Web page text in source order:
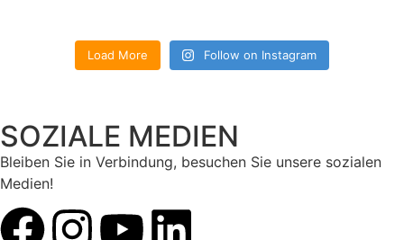
Load More Follow on Instagram
SOZIALE MEDIEN
Bleiben Sie in Verbindung, besuchen Sie unsere sozialen
Medien!